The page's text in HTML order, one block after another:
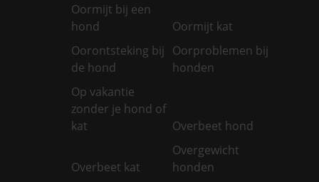
Oormijt bij een
hond
Oormijt kat
Oorontsteking bij
de hond
Oorproblemen bij
honden
Op vakantie
zonder je hond of
kat
Overbeet hond
Overbeet kat
Overgewicht
honden